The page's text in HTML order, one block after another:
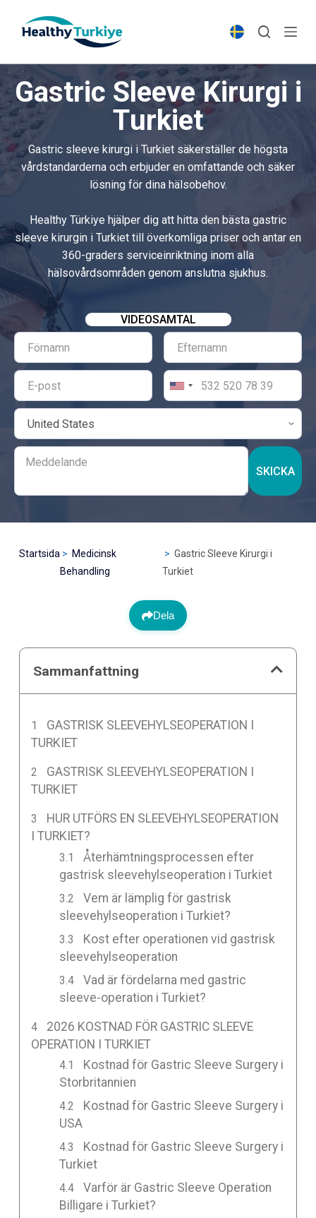
p
t
o
o
n
t
Gastric Sleeve Kirurgi i
Turkiet
Gastric sleeve kirurgi i Turkiet säkerställer de högsta
vårdstandarderna och erbjuder en omfattande och säker
lösning för dina hälsobehov.
Healthy Türkiye hjälper dig att hitta den bästa gastric
sleeve kirurgin i Turkiet till överkomliga priser och antar en
360-graders serviceinriktning inom alla
hälsovårdsområden genom anslutna sjukhus.
VIDEOSAMTAL
SKICKA
Startsida
Medicinsk
Behandling
Gastric Sleeve Kirurgi i
Turkiet
Dela
Sammanfattning
GASTRISK SLEEVEHYLSEOPERATION I
TURKIET
GASTRISK SLEEVEHYLSEOPERATION I
TURKIET
HUR UTFÖRS EN SLEEVEHYLSEOPERATION
I TURKIET?
Återhämtningsprocessen efter
gastrisk sleevehylseoperation i Turkiet
Vem är lämplig för gastrisk
sleevehylseoperation i Turkiet?
Kost efter operationen vid gastrisk
sleevehylseoperation
Vad är fördelarna med gastric
sleeve-operation i Turkiet?
2026 KOSTNAD FÖR GASTRIC SLEEVE
OPERATION I TURKIET
Kostnad för Gastric Sleeve Surgery i
Storbritannien
Kostnad för Gastric Sleeve Surgery i
USA
Kostnad för Gastric Sleeve Surgery i
Turkiet
Varför är Gastric Sleeve Operation
Billigare i Turkiet?